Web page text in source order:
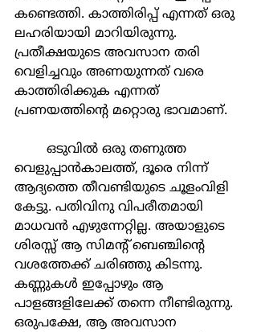
കണ്ടെത്തി. കാത്തിരിപ്പ് എന്നത് ഒരു
ലഹരിയായി മാറിയിരുന്നു.
പ്രതീക്ഷയുടെ അവസാന തരി
വെളിച്ചവും അണയുന്നത് വരെ
കാത്തിരിക്കുക എന്നത്
പ്രണയത്തിന്റെ മറ്റൊരു ഭാവമാണ്.
വെളുപ്പാൻകാലത്ത്, ദൂരെ നിന്ന്
ആദ്യത്തെ തീവണ്ടിയുടെ ചൂളംവിളി
കേട്ടു. പതിവിനു വിപരീതമായി
മാധവൻ എഴുന്നേറ്റില്ല. അയാളുടെ
ശിരസ്സ് ആ സിമന്റ് ബെഞ്ചിന്റെ
വശത്തേക്ക് ചരിഞ്ഞു കിടന്നു.
കണ്ണുകൾ ഇപ്പോഴും ആ
പാളങ്ങളിലേക്ക് തന്നെ നീണ്ടിരുന്നു.
ഒരുപക്ഷേ, ആ അവസാന